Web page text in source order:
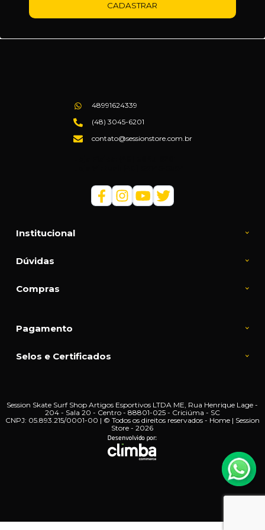
CADASTRAR
Institucional
Dúvidas
Compras
48991624339
(48) 3045-6201
contato@sessionstore.com.br
Pagamento
Selos e Certificados
Session Skate Surf Shop Artigos Esportivos LTDA ME, Rua Henrique Lage -
204 - Sala 20 - Centro - 88801-025 - Criciúma - SC
CNPJ: 05.893.215/0001-00 | © Todos os direitos reservados - Home | Session
Store - 2026